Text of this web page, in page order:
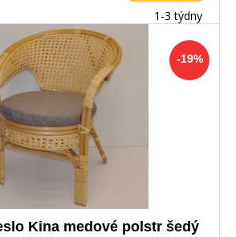
1-3 týdny
-19%
Kina medové polstr šedý